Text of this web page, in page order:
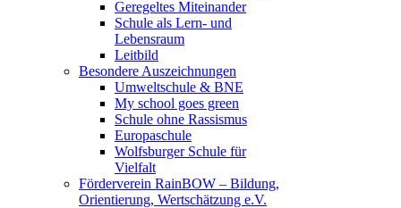
Geregeltes Miteinander
Schule als Lern- und
Lebensraum
Leitbild
Besondere Auszeichnungen
Umweltschule & BNE
My school goes green
Schule ohne Rassismus
Europaschule
Wolfsburger Schule für
Vielfalt
Förderverein RainBOW – Bildung,
Orientierung, Wertschätzung e.V.